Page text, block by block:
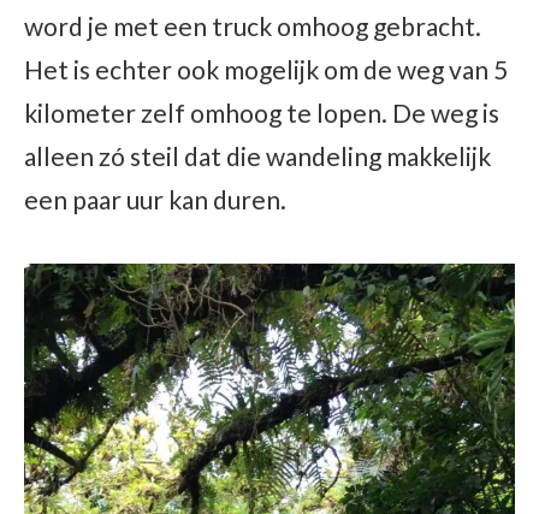
word je met een truck omhoog gebracht.
Het is echter ook mogelijk om de weg van 5
kilometer zelf omhoog te lopen. De weg is
alleen zó steil dat die wandeling makkelijk
een paar uur kan duren.